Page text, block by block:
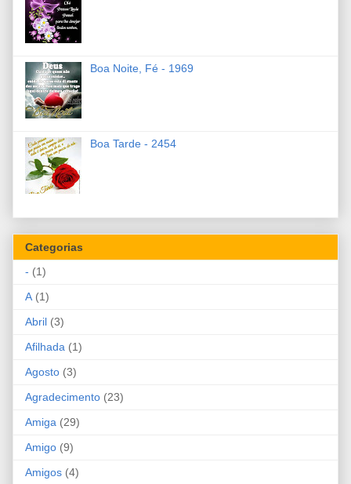
Boa Noite, Fé - 1969
Boa Tarde - 2454
Categorias
- (1)
A (1)
Abril (3)
Afilhada (1)
Agosto (3)
Agradecimento (23)
Amiga (29)
Amigo (9)
Amigos (4)